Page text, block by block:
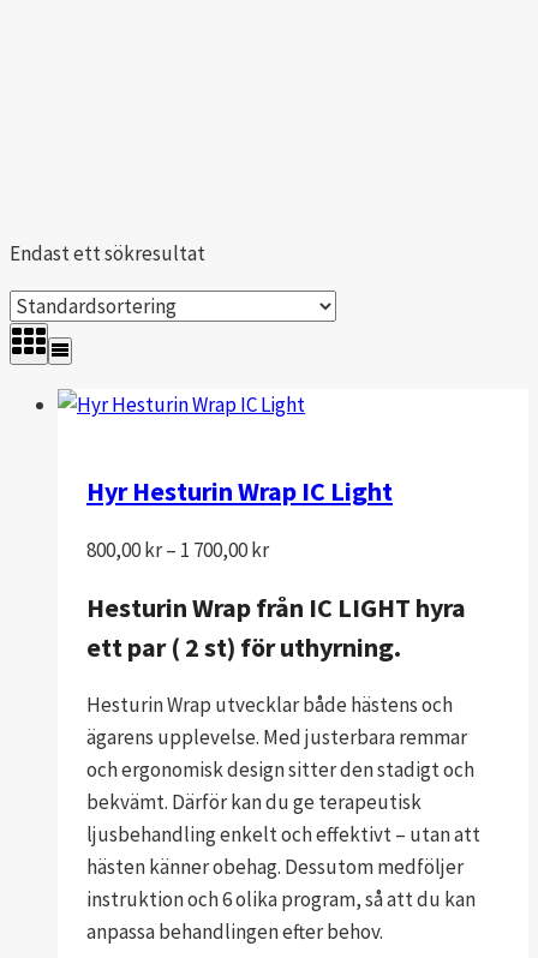
Endast ett sökresultat
Hyr Hesturin Wrap IC Light
800,00kr– 1 700,00krPrisintervall:
till
1
Hesturin Wrap från IC LIGHT hyra
ett par ( 2 st) för uthyrning.
Hesturin Wrap utvecklar både hästens och
ägarens upplevelse. Med justerbara remmar
och ergonomisk design sitter den stadigt och
bekvämt. Därför kan du ge terapeutisk
ljusbehandling enkelt och effektivt – utan att
hästen känner obehag. Dessutom medföljer
instruktion och 6 olika program, så att du kan
anpassa behandlingen efter behov.